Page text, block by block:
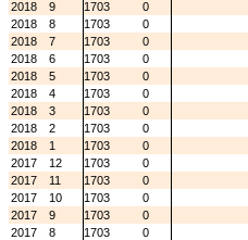
2018
9 1703
0
2018
8 1703
0
2018
7 1703
0
2018
6 1703
0
2018
5 1703
0
2018
4 1703
0
2018
3 1703
0
2018
2 1703
0
2018
1 1703
0
2017
12 1703
0
2017
11 1703
0
2017
10 1703
0
2017
9 1703
0
2017
8 1703
0